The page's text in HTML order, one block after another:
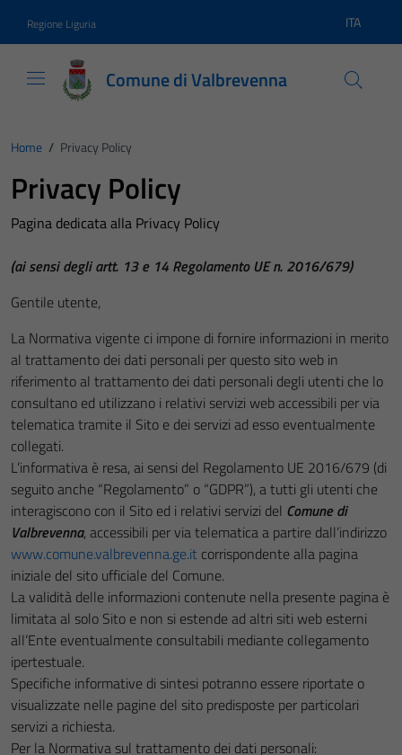
Regione Liguria Lingua
ITA
Comune di Valbrevenna
Home / Privacy Policy
Privacy Policy
Pagina dedicata alla Privacy Policy
(ai sensi degli artt. 13 e 14 Regolamento UE n. 2016/679)
Gentile utente,
La Normativa vigente ci impone di fornire informazioni in merito
al trattamento dei dati personali per questo sito web in
riferimento al trattamento dei dati personali degli utenti che lo
consultano ed utilizzano i relativi servizi web accessibili per via
telematica tramite il Sito e dei servizi ad esso eventualmente
collegati.
L’informativa è resa, ai sensi del Regolamento UE 2016/679 (di
seguito anche “Regolamento” o “GDPR”), a tutti gli utenti che
interagiscono con il Sito ed i relativi servizi del Comune di
Valbrevenna, accessibili per via telematica a partire dall’indirizzo
www.comune.valbrevenna.ge.it corrispondente alla pagina
iniziale del sito ufficiale del Comune.
La validità delle informazioni contenute nella presente pagina è
limitata al solo Sito e non si estende ad altri siti web esterni
all’Ente eventualmente consultabili mediante collegamento
ipertestuale.
Specifiche informative di sintesi potranno essere riportate o
visualizzate nelle pagine del sito predisposte per particolari
servizi a richiesta.
Per la Normativa sul trattamento dei dati personali: